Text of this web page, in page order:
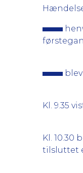
Kl. 9.35
Kl.
tilsluttet